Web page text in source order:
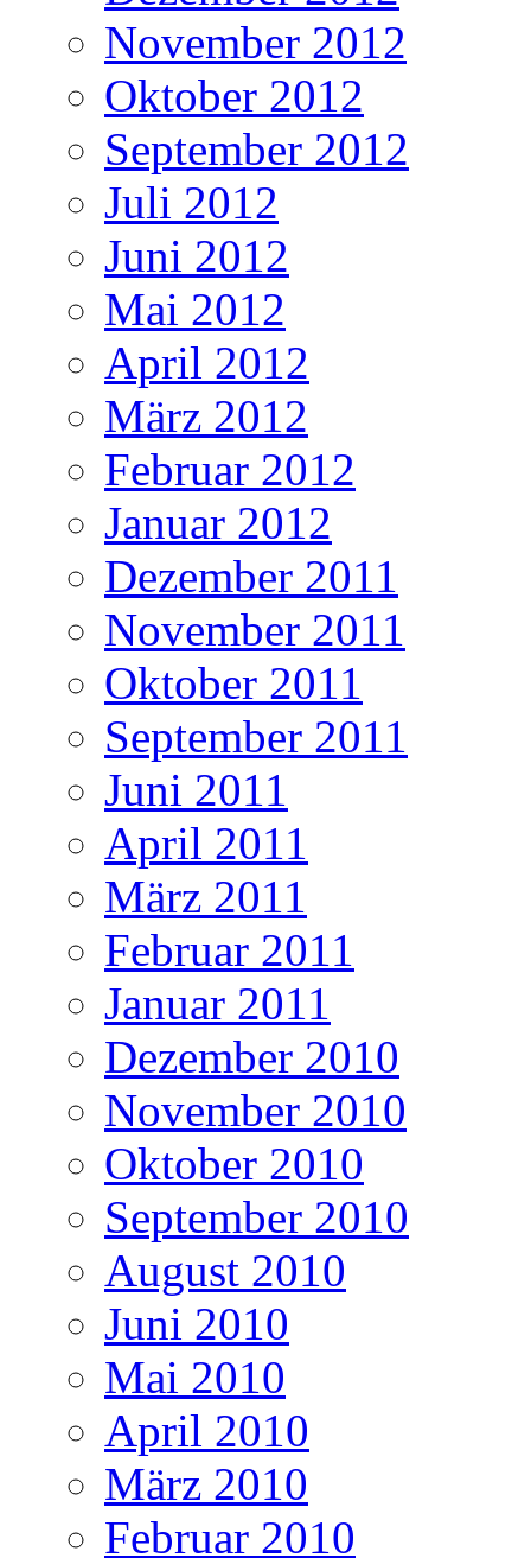
November 2012
Oktober 2012
September 2012
Juli 2012
Juni 2012
Mai 2012
April 2012
März 2012
Februar 2012
Januar 2012
Dezember 2011
November 2011
Oktober 2011
September 2011
Juni 2011
April 2011
März 2011
Februar 2011
Januar 2011
Dezember 2010
November 2010
Oktober 2010
September 2010
August 2010
Juni 2010
Mai 2010
April 2010
März 2010
Februar 2010